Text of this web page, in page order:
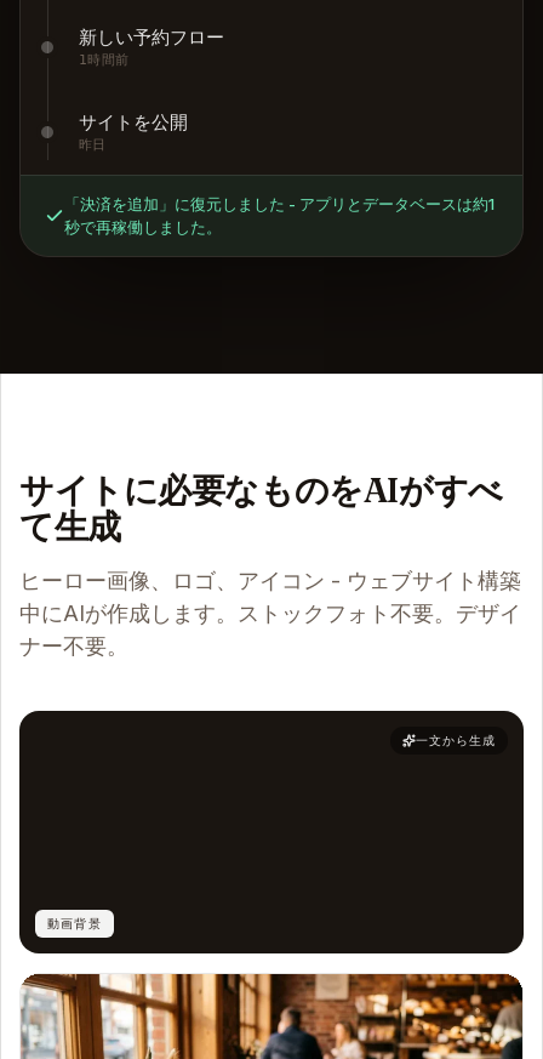
新しい予約フロー
1時間前
サイトを公開
昨日
「決済を追加」に復元しました - アプリとデータベースは約1
秒で再稼働しました。
サイトに必要なものをAIがすべ
て生成
ヒーロー画像、ロゴ、アイコン - ウェブサイト構築
中にAIが作成します。ストックフォト不要。デザイ
ナー不要。
一文から生成
動画背景